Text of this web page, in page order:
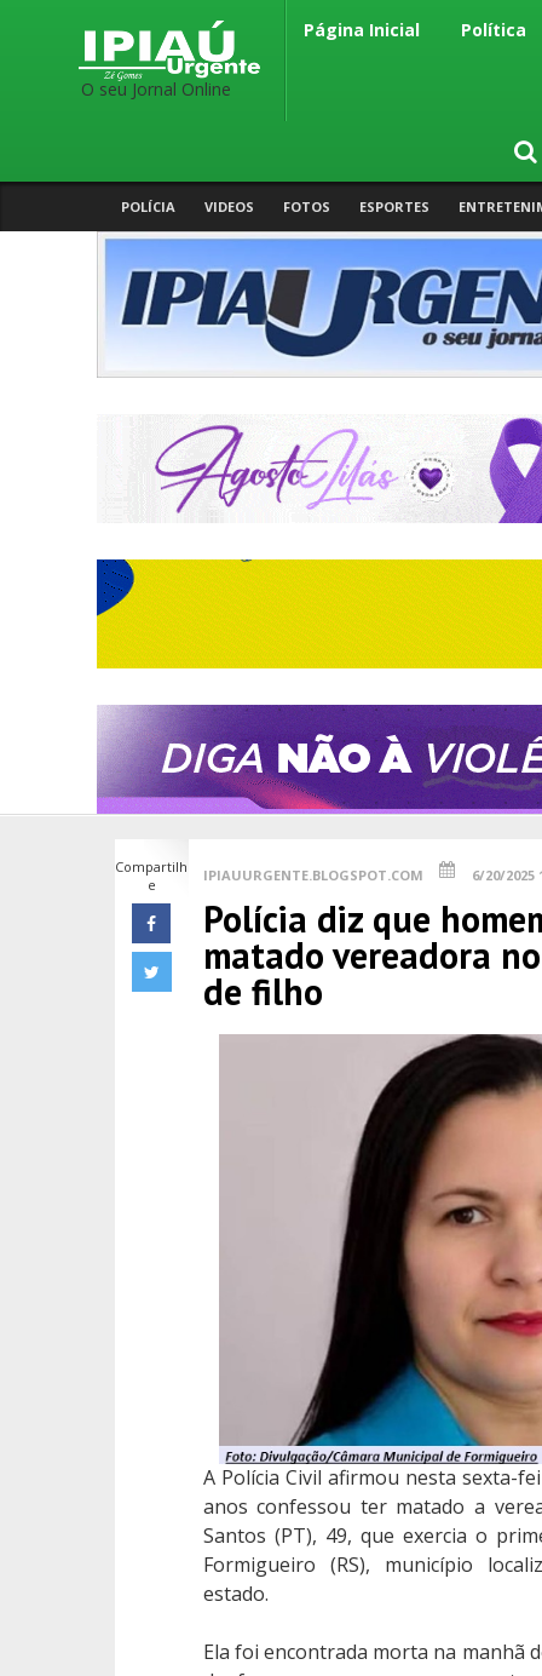
O seu Jornal Online
Página Inicial Política
POLÍCIA VIDEOS FOTOS ESPORTES
Compartilh
e
IPIAUURGENTE.BLOGSPOT.COM 6/20/2025
Polícia diz que
matado vereadora
de filho
A Polícia Civil afirmou nesta sexta-
anos confessou ter matado a
Santos (PT), 49, que exercia o
Formigueiro (RS), município
estado.
Ela foi encontrada morta na manhã